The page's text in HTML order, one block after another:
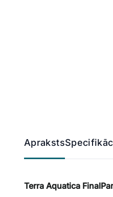
Apraksts
Terra Aquatica